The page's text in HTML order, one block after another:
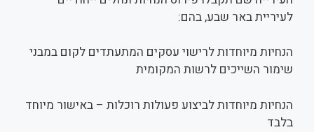
לעיריית באר שבע, בהם:
הנחיות מיוחדות לרישוי עסקים המתעתדים לקום במבני
שימור השייכים לרשות המקומית
הנחיות מיוחדות לביצוע פעולות רוכלות – באישור מיוחד
בלבד